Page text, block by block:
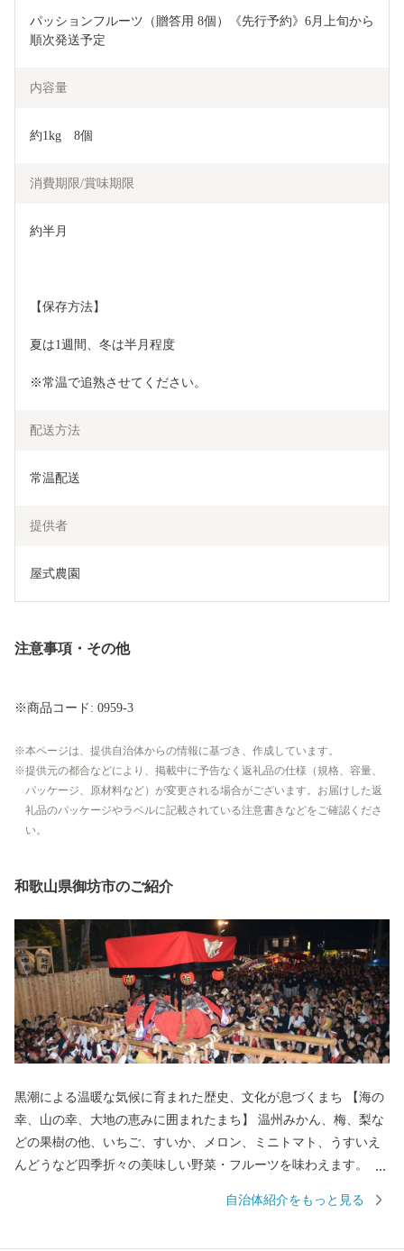
パッションフルーツ（贈答用 8個）《先行予約》6月上旬から
順次発送予定
内容量
約1kg　8個
消費期限/賞味期限
約半月
【保存方法】
夏は1週間、冬は半月程度
※常温で追熟させてください。
配送方法
常温配送
提供者
屋式農園
注意事項・その他
※商品コード: 0959-3
本ページは、提供自治体からの情報に基づき、作成しています。
提供元の都合などにより、掲載中に予告なく返礼品の仕様（規格、容量、
パッケージ、原材料など）が変更される場合がございます。お届けした返
礼品のパッケージやラベルに記載されている注意書きなどをご確認くださ
い。
和歌山県御坊市のご紹介
黒潮による温暖な気候に育まれた歴史、文化が息づくまち 【海の
幸、山の幸、大地の恵みに囲まれたまち】 温州みかん、梅、梨な
どの果樹の他、いちご、すいか、メロン、ミニトマト、うすいえ
んどうなど四季折々の美味しい野菜・フルーツを味わえます。 ま
び、ナガレコ、伊勢えびなど海産物も豊富です。 【色とりどりの
自治体紹介をもっと見る